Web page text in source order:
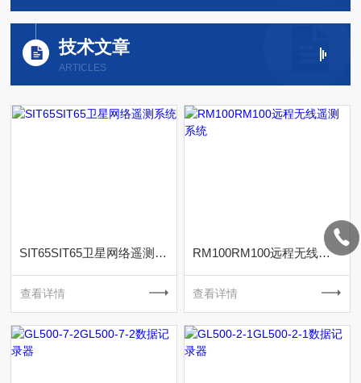
技术文章
ARTICLES
SIT65SIT65卫星网络遥测系统
查看详情
RM100RM100远程无线遥测系统
查看详情